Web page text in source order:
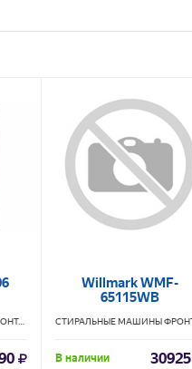
СТИРАЛЬНЫЕ МАШИНЫ ФРОНТАЛЬНЫЕ LERAN
Willmark WMF-
65115WB
В наличии 30925